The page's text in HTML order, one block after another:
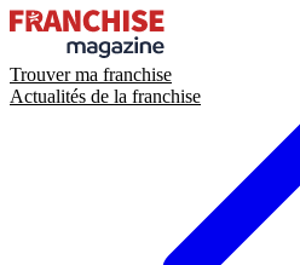
Trouver ma franchise
Actualités de la franchise